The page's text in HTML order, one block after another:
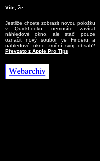
Víte, že ...
Jestliže chcete zobrazit novou položku
v QuickLooku, nemusíte zavírat
náhledové okno, ale stačí pouze
označit nový soubor ve Finderu a
náhledové okno změní svůj obsah?
Převzato z Apple Pro Tips